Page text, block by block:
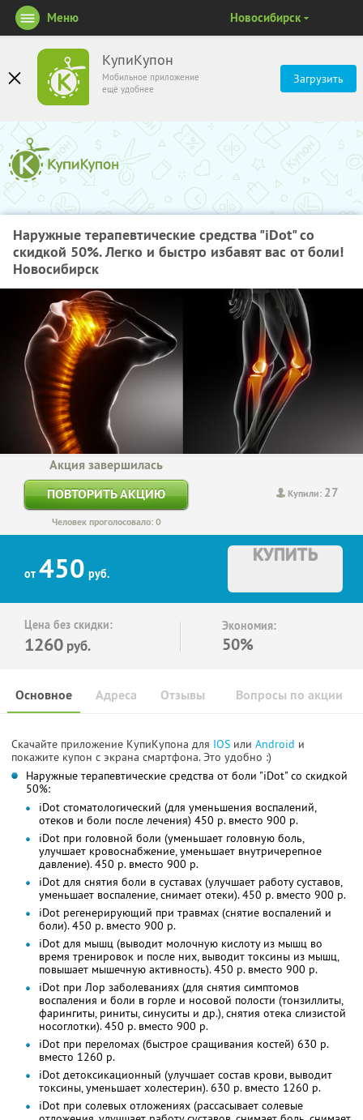
КупиКупон
Мобильное приложение
ещё удобнее
Загрузить
Меню Новосибирск
Наружные терапевтические средства "iDot" со
скидкой 50%. Легко и быстро избавят вас от боли!
Новосибирск
Купили: 27
Акция завершилась
ПОВТОРИТЬ АКЦИЮ
Человек проголосовало: 0
от 450 руб.
КУПИТЬ
Цена без скидки:
1260 руб.
Экономия:
50%
Основное Отзывы Вопросы по акции
Адреса
Скачайте приложение КупиКупона для IOS или Android и
покажите купон с экрана смартфона. Это удобно :)
Наружные терапевтические средства от боли "iDot" со скидкой
50%:
iDot стоматологический (для уменьшения воспалений,
отеков и боли после лечения) 450 р. вместо 900 р.
iDot при головной боли (уменьшает головную боль,
улучшает кровоснабжение, уменьшает внутричерепное
давление). 450 р. вместо 900 р.
iDot для снятия боли в суставах (улучшает работу суставов,
уменьшает воспаление, снимает отеки). 450 р. вместо 900 р.
iDot регенерирующий при травмах (снятие воспалений и
боли). 450 р. вместо 900 р.
iDot для мышц (выводит молочную кислоту из мышц во
время тренировок и после них, выводит токсины из мышц,
повышает мышечную активность). 450 р. вместо 900 р.
iDot при Лор заболеваниях (для снятия симптомов
воспаления и боли в горле и носовой полости (тонзиллиты,
фарингиты, риниты, синуситы и др.), снятия отека слизистой
носоглотки). 450 р. вместо 900 р.
iDot при переломах (быстрое сращивания костей) 630 р.
вместо 1260 р.
iDot детоксикационный (улучшает состав крови, выводит
токсины, уменьшает холестерин). 630 р. вместо 1260 р.
iDot при солевых отложениях (рассасывает солевые